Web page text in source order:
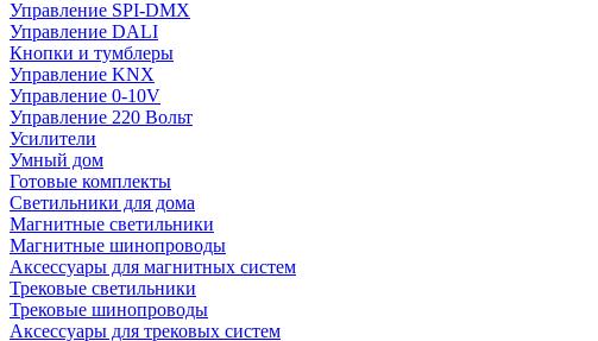
Управление SPI-DMX
Управление DALI
Кнопки и тумблеры
Управление KNX
Управление 0-10V
Управление 220 Вольт
Усилители
Умный дом
Готовые комплекты
Светильники для дома
Магнитные светильники
Магнитные шинопроводы
Аксессуары для магнитных систем
Трековые светильники
Трековые шинопроводы
Аксессуары для трековых систем